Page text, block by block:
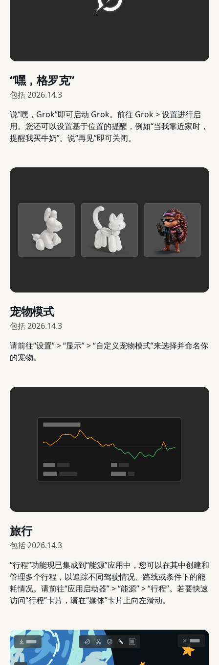
“嘿，格罗克”
包括2026.14.3
说“嘿，Grok”即可启动 Grok。前往 Grok > 设置进行启
用。您还可以设置基于位置的提醒，例如“当我靠近家时，
提醒我买牛奶”。说“再见”即可关闭。
宠物模式
包括2026.14.3
请前往“设置” > “显示” > “自定义宠物模式”来选择并命名你
的宠物。
旅行
包括2026.14.3
“行程”功能现已集成到“能源”应用中，您可以在其中创建和
管理多个行程，以追踪不同驾驶情况、路线或条件下的能
耗情况。请前往“应用启动器” > “能源” > “行程”。若要快速
访问“行程”卡片，请在“媒体”卡片上向左滑动。